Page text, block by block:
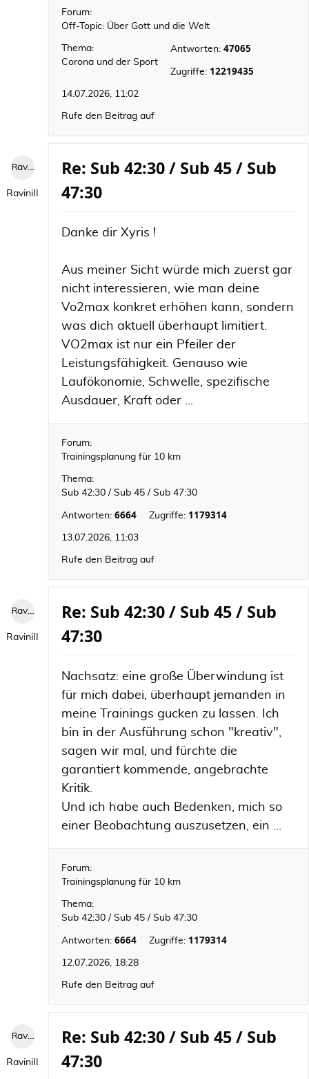
Forum:
Off-Topic: Über Gott und die Welt
Thema:
Corona und der Sport
Antworten: 47065
Zugriffe: 12219435
14.07.2026, 11:02
Rufe den Beitrag auf
RaviniII
RaviniII
Re: Sub 42:30 / Sub 45 / Sub
47:30
Danke dir Xyris !
Aus meiner Sicht würde mich zuerst gar
nicht interessieren, wie man deine
Vo2max konkret erhöhen kann, sondern
was dich aktuell überhaupt limitiert.
VO2max ist nur ein Pfeiler der
Leistungsfähigkeit. Genauso wie
Laufökonomie, Schwelle, spezifische
Ausdauer, Kraft oder ...
Forum:
Trainingsplanung für 10 km
Thema:
Sub 42:30 / Sub 45 / Sub 47:30
Antworten: 6664 Zugriffe: 1179314
13.07.2026, 11:03
Rufe den Beitrag auf
RaviniII
RaviniII
Re: Sub 42:30 / Sub 45 / Sub
47:30
Nachsatz: eine große Überwindung ist
für mich dabei, überhaupt jemanden in
meine Trainings gucken zu lassen. Ich
bin in der Ausführung schon "kreativ",
sagen wir mal, und fürchte die
garantiert kommende, angebrachte
Kritik.
Und ich habe auch Bedenken, mich so
einer Beobachtung auszusetzen, ein ...
Forum:
Trainingsplanung für 10 km
Thema:
Sub 42:30 / Sub 45 / Sub 47:30
Antworten: 6664 Zugriffe: 1179314
12.07.2026, 18:28
Rufe den Beitrag auf
RaviniII
RaviniII
Re: Sub 42:30 / Sub 45 / Sub
47:30